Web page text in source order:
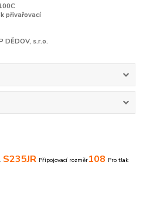
přivařovací
DĚDOV, s.r.o.
S235JR Připojovací rozměr108 Pro tlak